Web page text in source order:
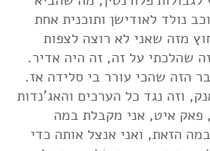
נולד לאודישן ותוכנית אחת
מזה שאני לא רוצה לצפות
שהלכתי על זה, זה היה אדיר.
הזה שהכי עורר בי סלידה אז.
וזה נגד כל הערכים והאג'נדות
פאק איט, אני מקבלת במה
הזאת, ואני אנצל אותה כדי